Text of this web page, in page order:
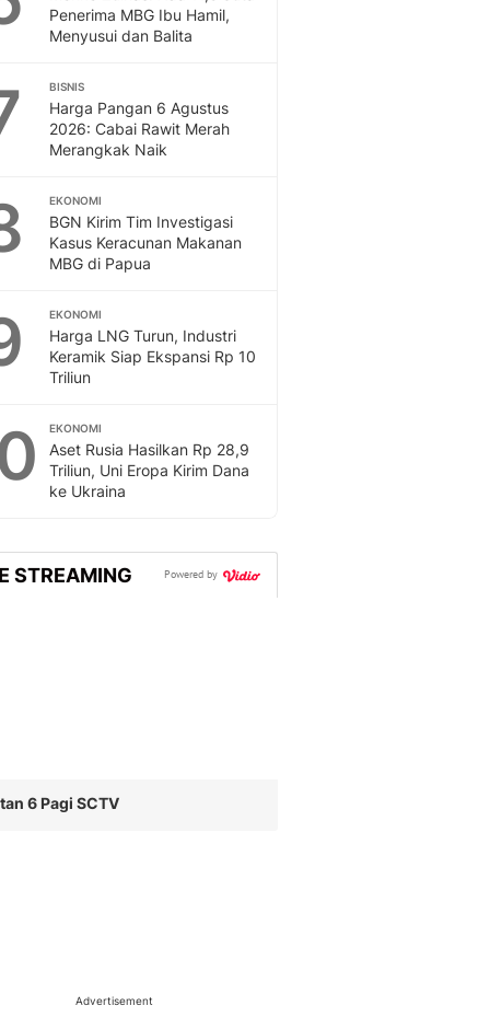
Penerima MBG Ibu Hamil,
Menyusui dan Balita
BISNIS
Harga Pangan 6 Agustus
2026: Cabai Rawit Merah
Merangkak Naik
EKONOMI
BGN Kirim Tim Investigasi
Kasus Keracunan Makanan
MBG di Papua
EKONOMI
Harga LNG Turun, Industri
Keramik Siap Ekspansi Rp 10
Triliun
EKONOMI
Aset Rusia Hasilkan Rp 28,9
Triliun, Uni Eropa Kirim Dana
ke Ukraina
STREAMING Powered by
6 Pagi SCTV
Advertisement